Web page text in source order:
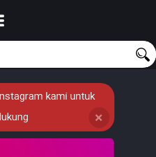
kami untuk
❌